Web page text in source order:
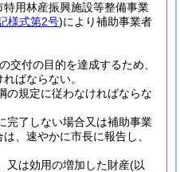
用林産振興施設等整備事業
様式第2号)により補助事業者
交付の目的を達成するため、
ばならない。
の規定に従わなければならな
完了しない場合又は補助事業
、速やかに市長に報告し、
又は効用の増加した財産(以